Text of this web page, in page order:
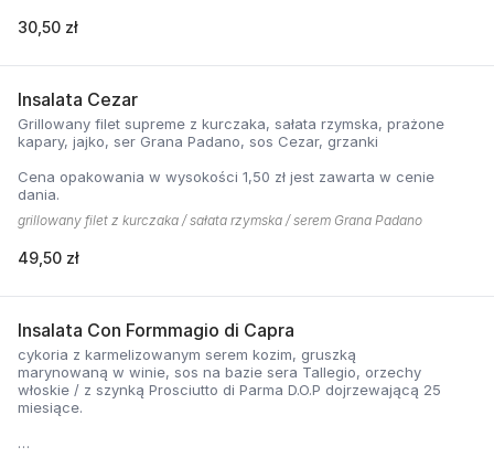
30,50 zł
Insalata Cezar
Grillowany filet supreme z kurczaka, sałata rzymska, prażone
kapary, jajko, ser Grana Padano, sos Cezar, grzanki
Cena opakowania w wysokości 1,50 zł jest zawarta w cenie
dania.
grillowany filet z kurczaka / sałata rzymska / serem Grana Padano
49,50 zł
Insalata Con Formmagio di Capra
cykoria z karmelizowanym serem kozim, gruszką
marynowaną w winie, sos na bazie sera Tallegio, orzechy
włoskie / z szynką Prosciutto di Parma D.O.P dojrzewającą 25
miesiące.